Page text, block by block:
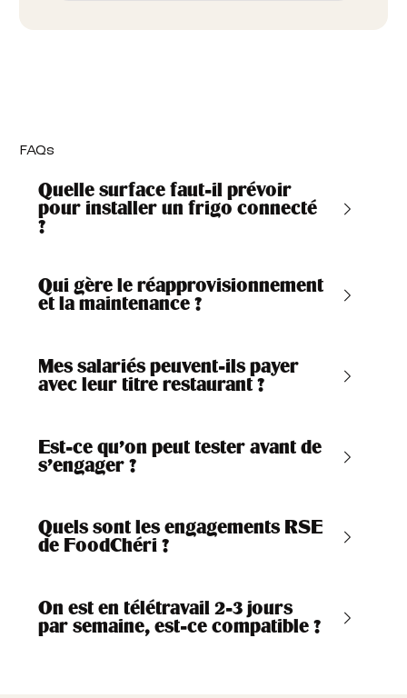
FAQs
Quelle surface faut-il prévoir
pour installer un frigo connecté
?
Qui gère le réapprovisionnement
et la maintenance ?
Mes salariés peuvent-ils payer
avec leur titre restaurant ?
Est-ce qu'on peut tester avant de
s'engager ?
Quels sont les engagements RSE
de FoodChéri ?
On est en télétravail 2-3 jours
par semaine, est-ce compatible ?